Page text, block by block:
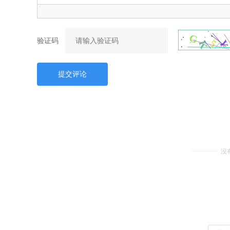
验证码
提交评论
没